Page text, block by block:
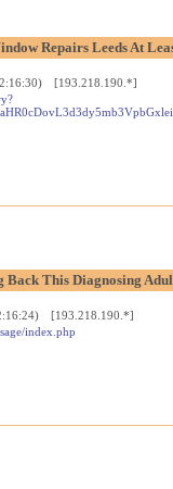
Repairs Leeds At
[193.218.190.*]
Back This Diagnosing
[193.218.190.*]
index.php